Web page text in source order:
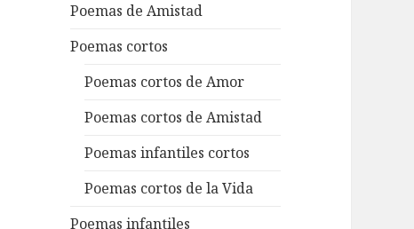
Poemas de Amistad
Poemas cortos
Poemas cortos de Amor
Poemas cortos de Amistad
Poemas infantiles cortos
Poemas cortos de la Vida
Poemas infantiles